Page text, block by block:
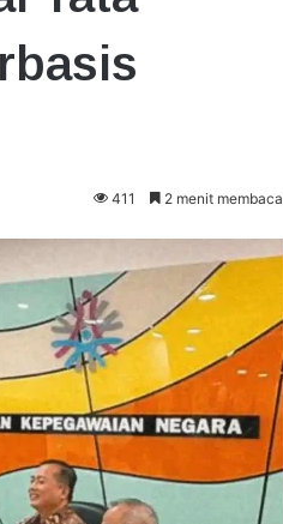
411 2 menit membaca